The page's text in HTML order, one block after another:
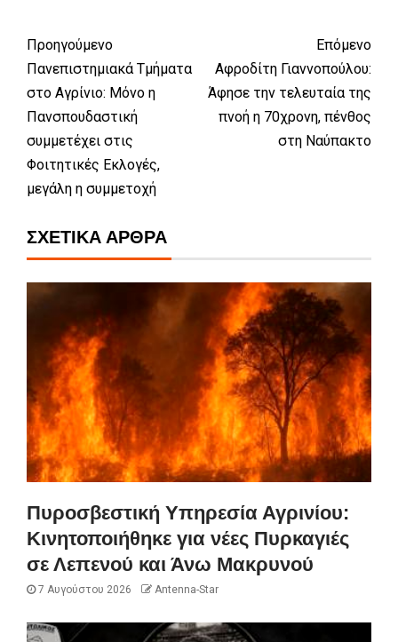
Προηγούμενο
Πανεπιστημιακά Τμήματα
στο Αγρίνιο: Μόνο η
Πανσπουδαστική
συμμετέχει στις
Φοιτητικές Εκλογές,
μεγάλη η συμμετοχή
Επόμενο
Αφροδίτη Γιαννοπούλου:
Άφησε την τελευταία της
πνοή η 70χρονη, πένθος
στη Ναύπακτο
ΣΧΕΤΙΚΆ ΆΡΘΡΑ
Πυροσβεστική Υπηρεσία Αγρινίου:
Κινητοποιήθηκε για νέες Πυρκαγιές
σε Λεπενού και Άνω Μακρυνού
7 Αυγούστου 2026 Antenna-Star